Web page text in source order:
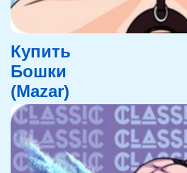
Купить
Бошки
(Mazar)